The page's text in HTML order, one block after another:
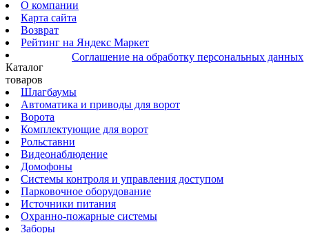
О компании
Карта сайта
Возврат
Рейтинг на Яндекс Маркет
Соглашение на обработку персональных данных
Каталог
товаров
Шлагбаумы
Автоматика и приводы для ворот
Ворота
Комплектующие для ворот
Рольставни
Видеонаблюдение
Домофоны
Системы контроля и управления доступом
Парковочное оборудование
Источники питания
Охранно-пожарные системы
Заборы